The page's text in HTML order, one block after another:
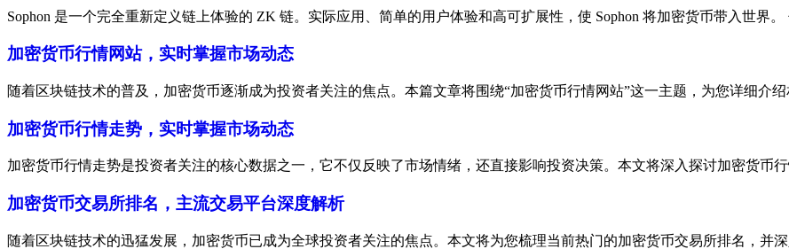
Sophon 是一个完全重新定义链上体验的 ZK 链。实际应用、简单的用户体验和高可扩展性，使 Sophon 将加密货币带入世界
加密货币行情网站，实时掌握市场动态
随着区块链技术的普及，加密货币逐渐成为投资者关注的焦点。本篇文章将围绕“加密货币行情网站”这一主题，为您详细介
加密货币行情走势，实时掌握市场动态
加密货币行情走势是投资者关注的核心数据之一，它不仅反映了市场情绪，还直接影响投资决策。本文将深入探讨加密货
加密货币交易所排名，主流交易平台深度解析
随着区块链技术的迅猛发展，加密货币已成为全球投资者关注的焦点。本文将为您梳理当前热门的加密货币交易所排名，并